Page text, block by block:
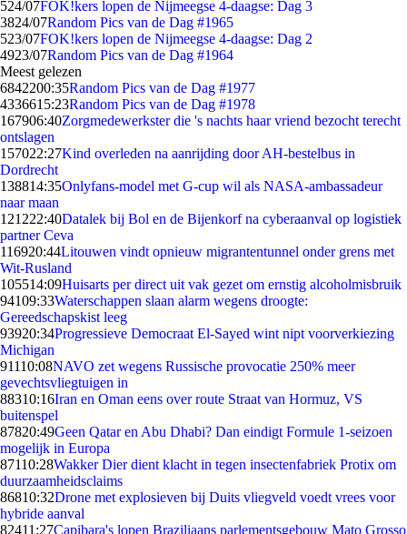
524/07FOK!kers lopen de Nijmeegse 4-daagse: Dag 3
3824/07Random Pics van de Dag #1965
523/07FOK!kers lopen de Nijmeegse 4-daagse: Dag 2
4923/07Random Pics van de Dag #1964
Meest gelezen
6842200:35Random Pics van de Dag #1977
4336615:23Random Pics van de Dag #1978
167906:40Zorgmedewerkster die 's nachts haar vriend bezocht terecht
ontslagen
157022:27Kind overleden na aanrijding door AH-bestelbus in
Dordrecht
138814:35Onlyfans-model met G-cup wil als NASA-ambassadeur
naar maan
121222:40Datalek bij Bol en de Bijenkorf na cyberaanval op logistiek
partner Ceva
116920:44Litouwen vindt opnieuw migrantentunnel onder grens met
Wit-Rusland
105514:09Huisarts per direct uit vak gezet om ernstig alcoholmisbruik
94109:33Waterschappen slaan alarm wegens droogte:
Gereedschapskist leeg
93920:34Progressieve Democraat El-Sayed wint nipt voorverkiezing
Michigan
91110:08NAVO zet wegens Russische provocatie 250% meer
gevechtsvliegtuigen in
88310:16Iran en Oman eens over route Straat van Hormuz, VS
buitenspel
87820:49Geen Qatar en Abu Dhabi? Dan eindigt Formule 1-seizoen
mogelijk in Europa
87110:28Wakker Dier dient klacht in tegen insectenfabriek Protix om
duurzaamheidsclaims
86810:32Drone met explosieven bij Duits vliegveld voedt vrees voor
hybride aanval
82411:27Capibara's lopen Braziliaans parlementsgebouw Mato Grosso